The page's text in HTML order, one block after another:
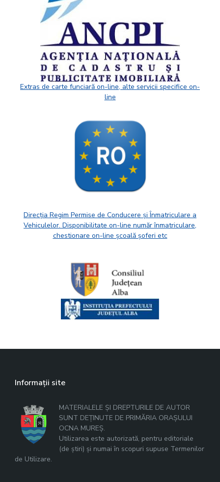
Extras de carte funciară on-line, alte servicii specifice on-
line
Direcția Regim Permise de Conducere și Înmatriculare a
Vehiculelor. Disponibilitate on-line număr înmatriculare,
chestionare on-line școală șoferi etc
Informații site
MATERIALELE ȘI DREPTURILE DE AUTOR
SUNT DEȚINUTE DE PRIMĂRIA ORAȘULUI
OCNA MUREȘ.
Utilizarea este autorizată, pentru editoriale
(de știri) și numai în scopuri supuse Termenilor
de Utilizare.